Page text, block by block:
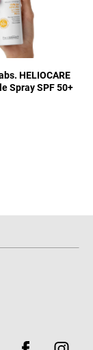
HELIOCARE
Spray SPF 50+